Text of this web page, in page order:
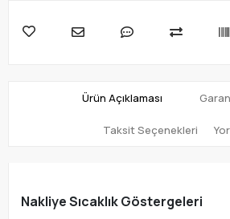
Ürün Açıklaması
Taksit Seçenekleri
Nakliye Sıcaklık Göstergeleri